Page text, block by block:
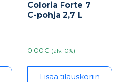
Coloria Forte 7
C-pohja 2,7 L
0.00€ (alv. 0%)
Lisää tilauskoriin